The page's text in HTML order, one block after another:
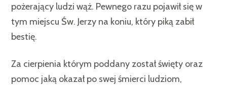
pożerający ludzi wąż. Pewnego razu pojawił się w
tym miejscu Św. Jerzy na koniu, który piką zabił
bestię.
Za cierpienia którym poddany został święty oraz
pomoc jaką okazał po swej śmierci ludziom,